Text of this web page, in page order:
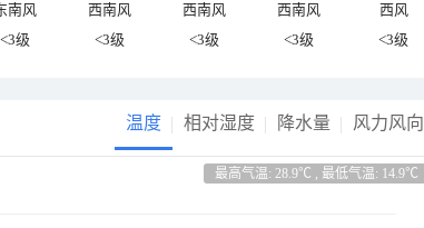
南风 西南风 西南风 西南风
西风
<3级 <3级 <3级 <3级 <3级
温度 相对湿度 降水量 风力风向
最高气温: 28.9℃ , 最低气温: 14.9℃